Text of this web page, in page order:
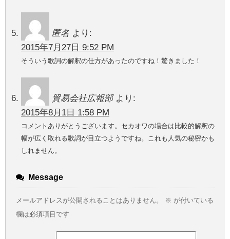
匿名 より:
2015年7月27日 9:52 PM
そういう歌詞の解釈の仕方があったのですね！驚きました！
貿易会社広報部 より:
2015年8月1日 1:58 PM
コメントありがとうございます。セカオワの場合は比較的解釈の
幅が広く取れる歌詞が目立つようですね。これも人気の秘密かも
しれません。
Message
メールアドレスが公開されることはありません。 ※ が付いている
欄は必須項目です